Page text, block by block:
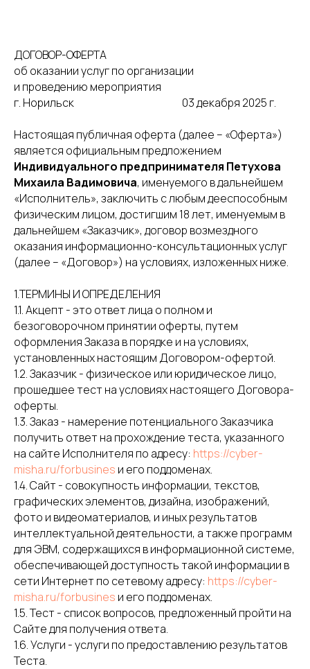
ДОГОВОР-ОФЕРТА
об оказании услуг по организации
и проведению мероприятия
г. Норильск 03 декабря 2025 г.
Настоящая публичная оферта (далее – «Оферта»)
является официальным предложением
Индивидуального предпринимателя Петухова
Михаила Вадимовича, именуемого в дальнейшем
«Исполнитель», заключить с любым дееспособным
физическим лицом, достигшим 18 лет, именуемым в
дальнейшем «Заказчик», договор возмездного
оказания информационно-консультационных услуг
(далее – «Договор») на условиях, изложенных ниже.
1.ТЕРМИНЫ И ОПРЕДЕЛЕНИЯ
1.1. Акцепт - это ответ лица о полном и
безоговорочном принятии оферты, путем
оформления Заказа в порядке и на условиях,
установленных настоящим Договором-офертой.
1.2. Заказчик - физическое или юридическое лицо,
прошедшее тест на условиях настоящего Договора-
оферты.
1.3. Заказ - намерение потенциального Заказчика
получить ответ на прохождение теста, указанного
на сайте Исполнителя по адресу: https://cyber-
misha.ru/forbusines и его поддоменах.
1.4. Сайт - совокупность информации, текстов,
графических элементов, дизайна, изображений,
фото и видеоматериалов, и иных результатов
интеллектуальной деятельности, а также программ
для ЭВМ, содержащихся в информационной системе,
обеспечивающей доступность такой информации в
сети Интернет по сетевому адресу: https://cyber-
misha.ru/forbusines и его поддоменах.
1.5. Тест - список вопросов, предложенный пройти на
Сайте для получения ответа.
1.6. Услуги - услуги по предоставлению результатов
Теста.